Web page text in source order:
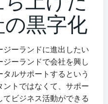
黒字化
ーランドに進出したい
ーランドで会社を興し
ルサポートするという
ントではなくて、サポー
てビジネス活動ができる